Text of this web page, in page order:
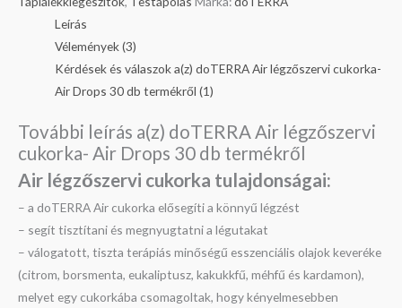
Leírás
Vélemények (3)
Kérdések és válaszok a(z) doTERRA Air légzőszervi cukorka-
Air Drops 30 db termékről (1)
További leírás a(z) doTERRA Air légzőszervi
cukorka- Air Drops 30 db termékről
Air légzőszervi cukorka tulajdonságai:
– a doTERRA Air cukorka elősegíti a könnyű légzést
– segít tisztítani és megnyugtatni a légutakat
– válogatott, tiszta terápiás minőségű esszenciális olajok keveréke
(citrom, borsmenta, eukaliptusz, kakukkfű, méhfű és kardamon),
melyet egy cukorkába csomagoltak, hogy kényelmesebben